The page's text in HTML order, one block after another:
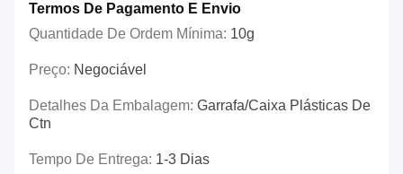
Termos De Pagamento E Envio
Quantidade De Ordem Mínima: 10g
Preço: Negociável
Detalhes Da Embalagem: Garrafa/caixa Plásticas De
Ctn
Tempo De Entrega: 1-3 Dias